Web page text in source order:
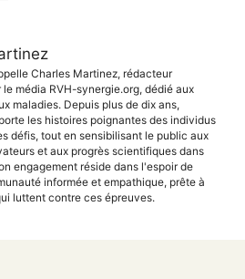
Charles Martinez, rédacteur
le média RVH-synergie.org, dédié aux
maladies. Depuis plus de dix ans,
les histoires poignantes des individus
défis, tout en sensibilisant le public aux
et aux progrès scientifiques dans
engagement réside dans l'espoir de
informée et empathique, prête à
luttent contre ces épreuves.